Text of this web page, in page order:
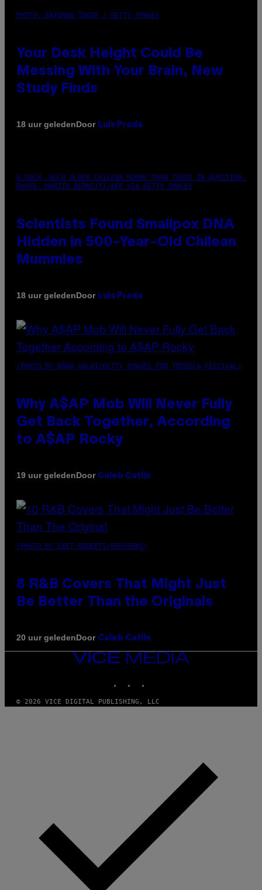
PHOTO: BATUHAN TOKER / GETTY IMAGES
Your Desk Height Could Be
Messing With Your Brain, New
Study Finds
18 uur geledenDoor Luis Prada
A MUCH, MUCH OLDER CHILEAN MUMMY THAN THOSE IN QUESTION.
PHOTO: MARTIN BERNETTI/AFP VIA GETTY IMAGES
Scientists Found Smallpox DNA
Hidden in 500-Year-Old Chilean
Mummies
18 uur geledenDoor Luis Prada
(PHOTO BY NOAM GALAI/GETTY IMAGES FOR TRIBECA FESTIVAL)
Why A$AP Mob Will Never Fully
Get Back Together, According
to A$AP Rocky
19 uur geledenDoor Caleb Catlin
(PHOTO BY EBET ROBERTS/REDFERNS)
8 R&B Covers That Might Just
Be Better Than the Originals
20 uur geledenDoor Caleb Catlin
VICE
MEDIA
© 2026 VICE DIGITAL PUBLISHING, LLC